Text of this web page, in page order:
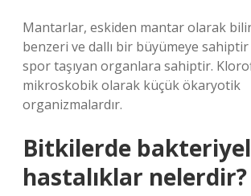
Mantarlar, eskiden mantar olarak
benzeri ve dallı bir büyümeye
spor taşıyan organlara sahiptir.
mikroskobik olarak küçük ökaryotik
organizmalardır.
Bitkilerde bakteriyel
hastalıklar nelerdir?